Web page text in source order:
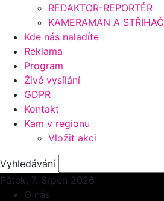
REDAKTOR-REPORTÉR
KAMERAMAN A STŘIHAČ
Kde nás naladíte
Reklama
Program
Živé vysílání
GDPR
Kontakt
Kam v regionu
Vložit akci
Vyhledávání
Pátek, 7. Srpen 2026
O nás